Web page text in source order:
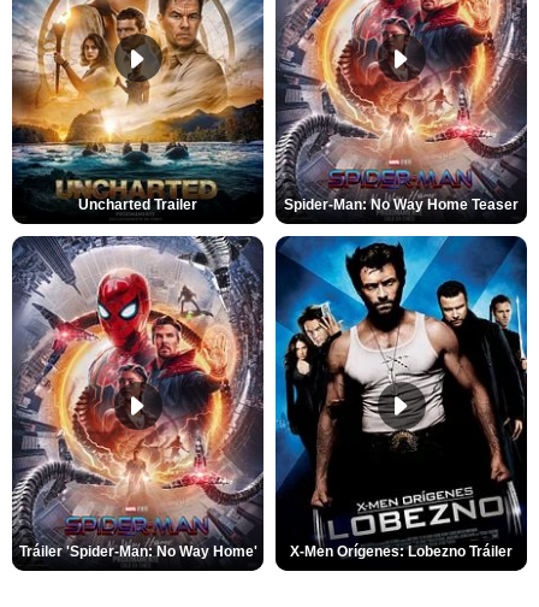
Uncharted Trailer Spider-Man: No Way Home Teaser
Tráiler 'Spider-Man: No Way Home' X-Men Orígenes: Lobezno Tráiler